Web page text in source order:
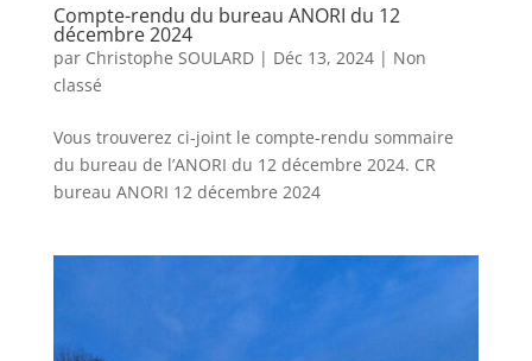
Compte-rendu du bureau ANORI du 12
décembre 2024
par Christophe SOULARD| Déc 13, 2024| Non
classé
Vous trouverez ci-joint le compte-rendu sommaire
du bureau de l’ANORI du 12 décembre 2024. CR
bureau ANORI 12 décembre 2024